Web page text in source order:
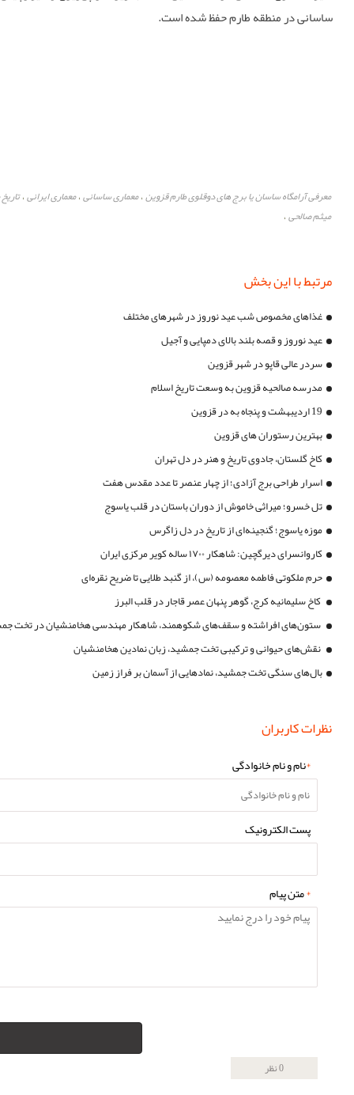
ساسانی در منطقه طارم حفظ شده است.
معرفی آرامگاه ساسان یا برج های دوقلوی طارم قزوین ،معماری ساسانی ،معماری ایرانی ،
میثم صالحی ،
مرتبط با این بخش
غذاهای مخصوص شب عید نوروز در شهرهای مختلف
عید نوروز و قصه بلند بالای دمپایی و آجیل
سردر عالی قاپو در شهر قزوین
مدرسه صالحیه قزوین به وسعت تاریخ اسلام
19 اردیبهشت و پنجاه به در قزوین
بهترین رستوران های قزوین
کاخ گلستان، جادوی تاریخ و هنر در دل تهران
اسرار طراحی برج آزادی؛ از چهار عنصر تا عدد مقدس هفت
تل خسرو؛ میراثی خاموش از دوران باستان در قلب یاسوج
موزه یاسوج؛ گنجینه‌ای از تاریخ در دل زاگرس
کاروانسرای دیرگچین: شاهکار ۱۷۰۰ ساله کویر مرکزی ایران
حرم ملکوتی فاطمه معصومه (س)، از گنبد طلایی تا ضریح نقره‌ای
کاخ سلیمانیه کرج، گوهر پنهان عصر قاجار در قلب البرز
ستون‌های افراشته و سقف‌های شکوهمند، شاهکار مهندسی هخامنشیان در تخت
نقش‌های حیوانی و ترکیبی تخت جمشید، زبان نمادین هخامنشیان
بال‌های سنگی تخت جمشید، نمادهایی از آسمان بر فراز زمین
نظرات کاربران
*نام و نام خانوادگی
پست الکترونیک
*متن پیام
0 نظر